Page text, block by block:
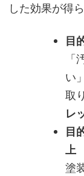
した効果が得
目
い
取
レ
目
上
塗